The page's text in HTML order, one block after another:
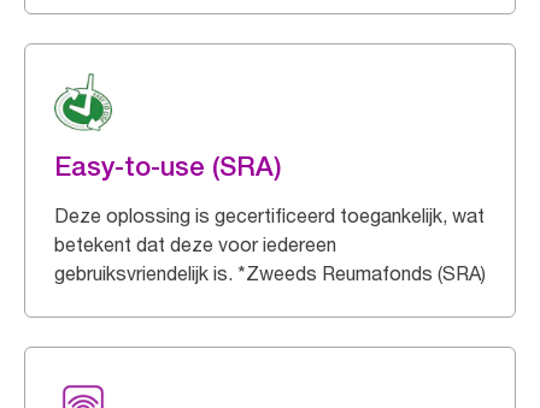
Easy-to-use (SRA)
Deze oplossing is gecertificeerd toegankelijk, wat
betekent dat deze voor iedereen
gebruiksvriendelijk is. *Zweeds Reumafonds (SRA)